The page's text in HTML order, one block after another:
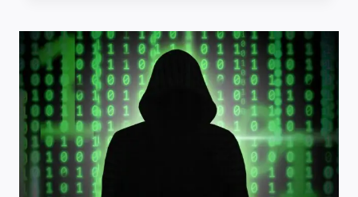
FSB
VAN
HET
GEBRUIK
VAN
MALWARE
TEGEN
BUITENLANDSE
AMBASSADES